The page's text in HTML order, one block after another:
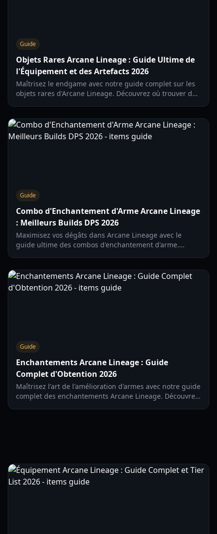
Guide
Objets Rares Arcane Lineage : Guide Ultime de
l'Équipement et des Artefacts 2026
Maîtrisez le endgame avec notre guide complet sur les
objets rares d'Arcane Lineage. Découvrez où trouver des
Guide
Combo d'Enchantement d'Arme Arcane Lineage
: Meilleurs Builds DPS 2026
Maximisez vos dégâts dans Arcane Lineage avec le
guide ultime des combos d'enchantement d'arme.
Guide
Enchantements Arcane Lineage : Guide
Complet d'Obtention 2026
Maîtrisez l'art de l'amélioration d'armes avec notre guide
complet des enchantements Arcane Lineage. Découvrez